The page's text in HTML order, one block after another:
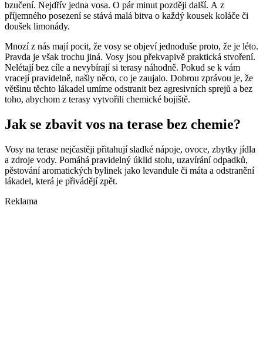
bzučení. Nejdřív jedna vosa. O pár minut později další. A z
příjemného posezení se stává malá bitva o každý kousek koláče či
doušek limonády.
Mnozí z nás mají pocit, že vosy se objeví jednoduše proto, že je léto.
Pravda je však trochu jiná. Vosy jsou překvapivě praktická stvoření.
Nelétají bez cíle a nevybírají si terasy náhodně. Pokud se k vám
vracejí pravidelně, našly něco, co je zaujalo. Dobrou zprávou je, že
většinu těchto lákadel umíme odstranit bez agresivních sprejů a bez
toho, abychom z terasy vytvořili chemické bojiště.
Jak se zbavit vos na terase bez chemie?
Vosy na terase nejčastěji přitahují sladké nápoje, ovoce, zbytky jídla
a zdroje vody. Pomáhá pravidelný úklid stolu, uzavírání odpadků,
pěstování aromatických bylinek jako levandule či máta a odstranění
lákadel, která je přivádějí zpět.
Reklama